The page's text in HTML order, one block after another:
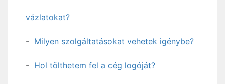
vázlatokat?
Milyen szolgáltatásokat vehetek igénybe?
Hol tölthetem fel a cég logóját?